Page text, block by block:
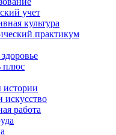
учет
культура
практикум
плюс
искусство
работа